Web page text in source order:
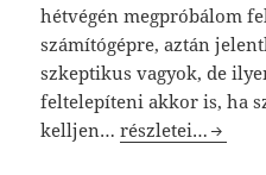
hétvégén megpróbálom
számítógépre, aztán
szkeptikus vagyok, de
feltelepíteni akkor is, ha
kelljen…Ubuntu 12.04
részletei…